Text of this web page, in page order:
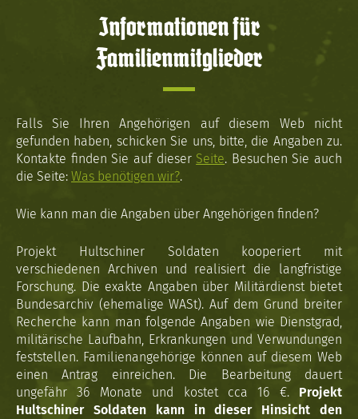
Informationen für
Familienmitglieder
Falls Sie Ihren Angehörigen auf diesem Web nicht
gefunden haben, schicken Sie uns, bitte, die Angaben zu.
Kontakte finden Sie auf dieser Seite. Besuchen Sie auch
die Seite: Was benötigen wir?.
Wie kann man die Angaben über Angehörigen finden?
Projekt Hultschiner Soldaten kooperiert mit
verschiedenen Archiven und realisiert die langfristige
Forschung. Die exakte Angaben über Militärdienst bietet
Bundesarchiv (ehemalige WASt). Auf dem Grund breiter
Recherche kann man folgende Angaben wie Dienstgrad,
militärische Laufbahn, Erkrankungen und Verwundungen
feststellen. Familienangehörige können auf diesem Web
einen Antrag einreichen. Die Bearbeitung dauert
ungefähr 36 Monate und kostet cca 16 €. Projekt
Hultschiner Soldaten kann in dieser Hinsicht den